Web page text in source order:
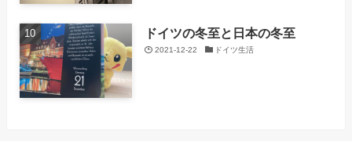
ドイツの冬至と日本の冬至
2021-12-22 ドイツ生活